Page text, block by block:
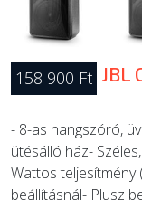
158 900 Ft JBL
- 8-as hangszóró,
ütésálló ház-
Wattos teljesítmény
beállításnál- Plusz